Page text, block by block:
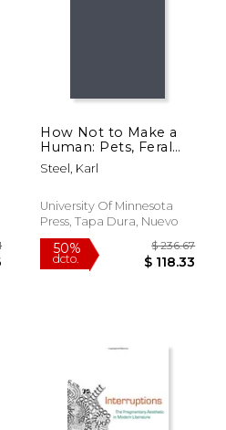
50%
How Not to Make a
Human: Pets, Feral
Children, Worms, Sky
Burial, Oysters (en
Steel, Karl
University Of Minnesota
Press, Tapa Dura, Nuevo